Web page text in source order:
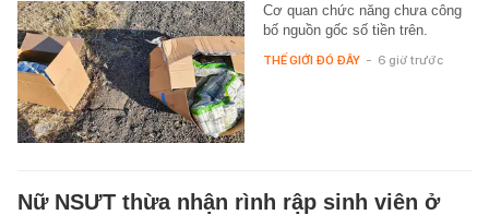
Cơ quan chức năng chưa công
bố nguồn gốc số tiền trên.
THẾ GIỚI ĐÓ ĐÂY - 6 giờ trước
Nữ NSƯT thừa nhận rình rập sinh viên ở